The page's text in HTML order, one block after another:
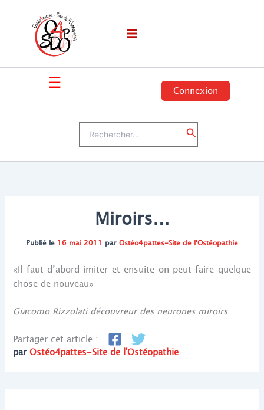
☰ Connexion
Rechercher
Miroirs…
Publié le 16 mai 2011 parOstéo4pattes-Site de l'Ostéopathie
«Il faut d’abord imiter et ensuite on peut faire quelque
chose de nouveau»
Giacomo Rizzolati découvreur des neurones miroirs
Partager cet article :
parOstéo4pattes-Site de l'Ostéopathie